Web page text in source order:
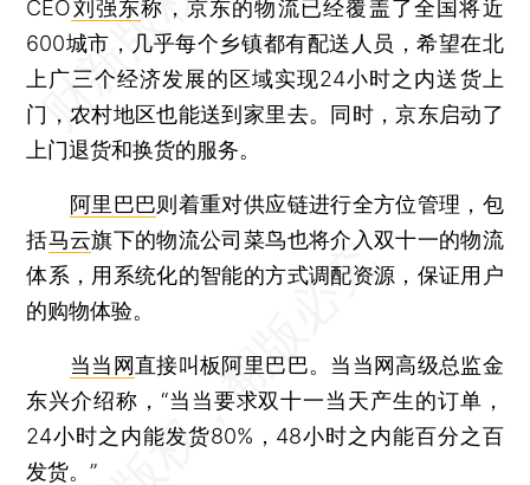
CEO刘强东称，京东的物流已经覆盖了全国将近
600城市，几乎每个乡镇都有配送人员，希望在北
上广三个经济发展的区域实现24小时之内送货上
门，农村地区也能送到家里去。同时，京东启动了
上门退货和换货的服务。
阿里巴巴则着重对供应链进行全方位管理，包
括马云旗下的物流公司菜鸟也将介入双十一的物流
体系，用系统化的智能的方式调配资源，保证用户
的购物体验。
当当网直接叫板阿里巴巴。当当网高级总监金
东兴介绍称，“当当要求双十一当天产生的订单，
24小时之内能发货80%，48小时之内能百分之百
发货。”